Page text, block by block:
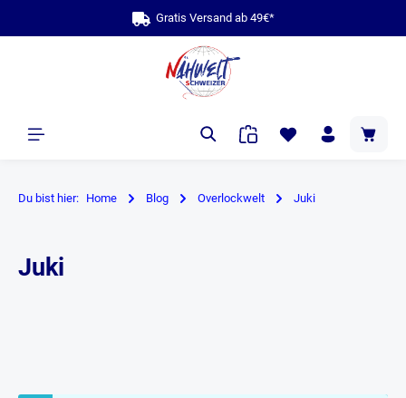
Gratis Versand ab 49€*
Du bist hier: Home Blog Overlockwelt Juki
Juki